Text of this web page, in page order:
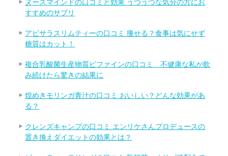
ヌースマインドの口コミと効果 うつうつな気分の方にお
すすめのサプリ
アビサラスリムティーの口コミ 痩せる？食事は気にせず
糖質はカット！
複合乳酸菌生産物質ビファインの口コミ 不健康な私が飲
み続けたら驚きの結果に
煌めきモリンガ青汁の口コミ おいしい？どんな効果があ
る？
クレンズキャンプの口コミ エンリケさんプロデュースの
置き換えダイエットの効果とは？